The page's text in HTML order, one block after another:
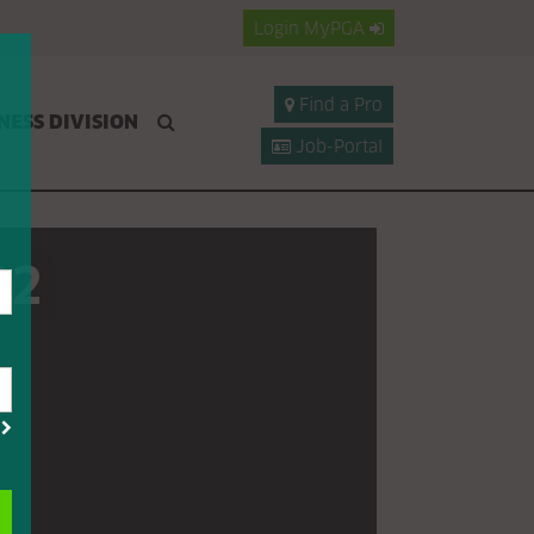
Login MyPGA
DIVISION
Find a Pro
Job-Portal